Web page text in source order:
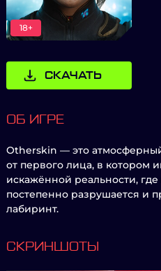
18+
СКАЧАТЬ
ОБ ИГРЕ
Otherskin — это
от первого лица, в котором
искажённой реальности,
постепенно разрушается и
лабиринт.
СКРИНШОТЫ